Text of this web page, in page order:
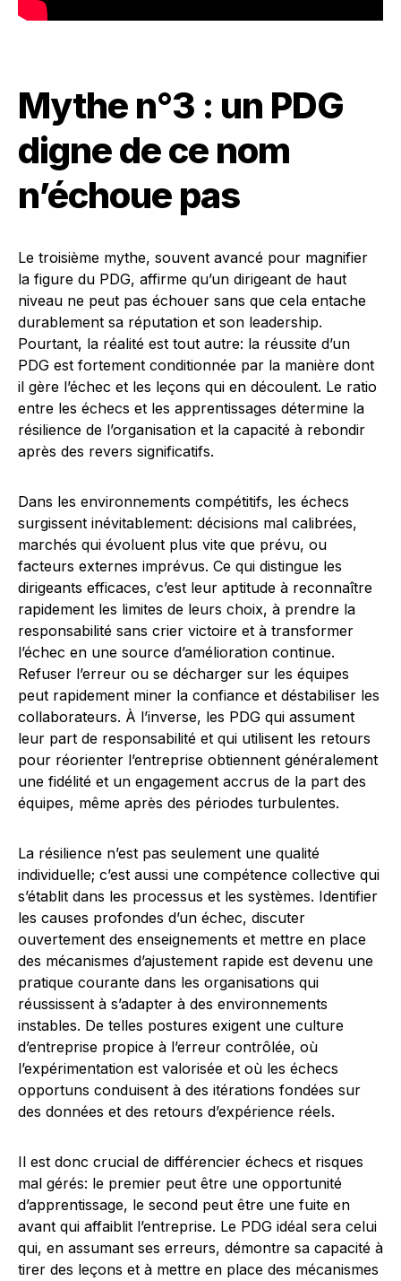
Mythe n°3 : un PDG
digne de ce nom
n’échoue pas
Le troisième mythe, souvent avancé pour magnifier
la figure du PDG, affirme qu’un dirigeant de haut
niveau ne peut pas échouer sans que cela entache
durablement sa réputation et son leadership.
Pourtant, la réalité est tout autre: la réussite d’un
PDG est fortement conditionnée par la manière dont
il gère l’échec et les leçons qui en découlent. Le ratio
entre les échecs et les apprentissages détermine la
résilience de l’organisation et la capacité à rebondir
après des revers significatifs.
Dans les environnements compétitifs, les échecs
surgissent inévitablement: décisions mal calibrées,
marchés qui évoluent plus vite que prévu, ou
facteurs externes imprévus. Ce qui distingue les
dirigeants efficaces, c’est leur aptitude à reconnaître
rapidement les limites de leurs choix, à prendre la
responsabilité sans crier victoire et à transformer
l’échec en une source d’amélioration continue.
Refuser l’erreur ou se décharger sur les équipes
peut rapidement miner la confiance et déstabiliser les
collaborateurs. À l’inverse, les PDG qui assument
leur part de responsabilité et qui utilisent les retours
pour réorienter l’entreprise obtiennent généralement
une fidélité et un engagement accrus de la part des
équipes, même après des périodes turbulentes.
La résilience n’est pas seulement une qualité
individuelle; c’est aussi une compétence collective qui
s’établit dans les processus et les systèmes. Identifier
les causes profondes d’un échec, discuter
ouvertement des enseignements et mettre en place
des mécanismes d’ajustement rapide est devenu une
pratique courante dans les organisations qui
réussissent à s’adapter à des environnements
instables. De telles postures exigent une culture
d’entreprise propice à l’erreur contrôlée, où
l’expérimentation est valorisée et où les échecs
opportuns conduisent à des itérations fondées sur
des données et des retours d’expérience réels.
Il est donc crucial de différencier échecs et risques
mal gérés: le premier peut être une opportunité
d’apprentissage, le second peut être une fuite en
avant qui affaiblit l’entreprise. Le PDG idéal sera celui
qui, en assumant ses erreurs, démontre sa capacité à
tirer des leçons et à mettre en place des mécanismes